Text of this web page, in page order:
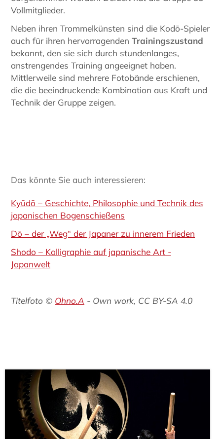
Vollmitglieder.
Neben ihren Trommelkünsten sind die Kodō-Spieler
auch für ihren hervorragenden Trainingszustand
bekannt, den sie sich durch stundenlanges,
anstrengendes Training angeeignet haben.
Mittlerweile sind mehrere Fotobände erschienen,
die die beeindruckende Kombination aus Kraft und
Technik der Gruppe zeigen.
Das könnte Sie auch interessieren:
Kyūdō – Geschichte, Philosophie und Technik des
japanischen Bogenschießens
Dō – der „Weg“ der Japaner zu innerem Frieden
Shodo – Kalligraphie auf japanische Art -
Japanwelt
Titelfoto © Ohno.A - Own work, CC BY-SA 4.0